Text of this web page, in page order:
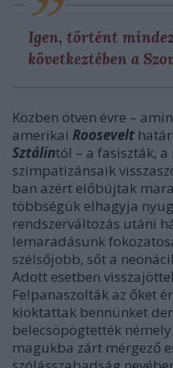
Igen, történt
következtében a
Közben ötven évre –
amerikai Roosevelt
Sztálintól – a fasiszták, a
szimpatizánsaik
ban azért előbújtak
többségük elhagyja
rendszerváltozás utáni
lemaradásunk
szélsőjobb, sőt a
Adott esetben
Felpanaszolták az őket
kioktattak bennünket
belecsöpögtették
magukba zárt mérgező